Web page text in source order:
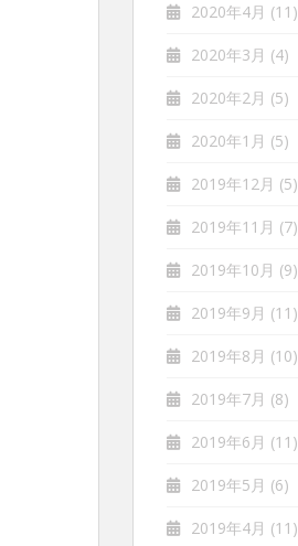
2020年4月 (11)
2020年3月 (4)
2020年2月 (5)
2020年1月 (5)
2019年12月 (5)
2019年11月 (7)
2019年10月 (9)
2019年9月 (11)
2019年8月 (10)
2019年7月 (8)
2019年6月 (11)
2019年5月 (6)
2019年4月 (11)